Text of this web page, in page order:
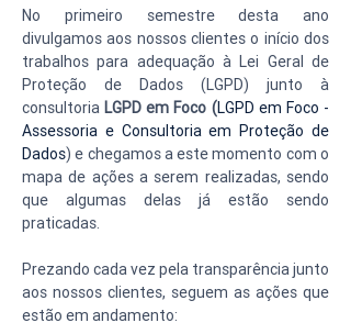
No primeiro semestre desta ano
divulgamos aos nossos clientes o início dos
trabalhos para adequação à Lei Geral de
Proteção de Dados (LGPD) junto à
consultoria LGPD em Foco (LGPD em Foco -
Assessoria e Consultoria em Proteção de
Dados) e chegamos a este momento com o
mapa de ações a serem realizadas, sendo
que algumas delas já estão sendo
praticadas.
Prezando cada vez pela transparência junto
aos nossos clientes, seguem as ações que
estão em andamento: